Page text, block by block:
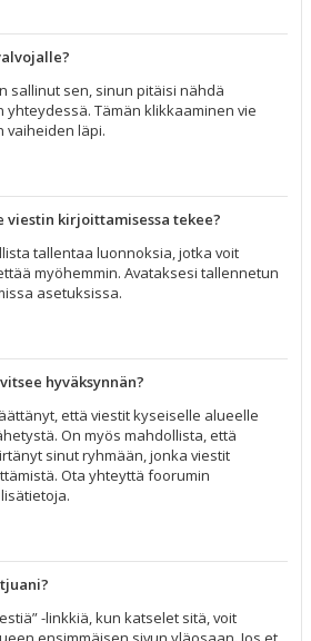
sallinut sen, sinun pitäisi nähdä
Tämän klikkaaminen vie
vaiheiden läpi.
viestin kirjoittamisessa tekee?
tallentaa luonnoksia, jotka voit
myöhemmin. Avataksesi tallennetun
asetuksissa.
hyväksynnän?
että viestit kyseiselle alueelle
On myös mahdollista, että
sinut ryhmään, jonka viestit
Ota yhteyttä foorumin
-linkkiä, kun katselet sitä, voit